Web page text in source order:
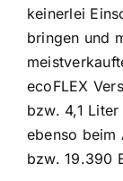
keinerlei
bringen und
ecoFLEX
bzw. 4,1
ebenso beim
bzw. 19.390